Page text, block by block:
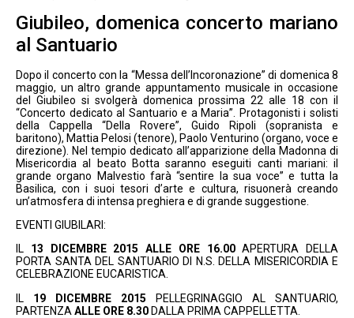
Giubileo, domenica concerto mariano
al Santuario
Dopo il concerto con la “Messa dell’Incoronazione” di domenica 8
maggio, un altro grande appuntamento musicale in occasione
del Giubileo si svolgerà domenica prossima 22 alle 18 con il
“Concerto dedicato al Santuario e a Maria”. Protagonisti i solisti
della Cappella “Della Rovere”, Guido Ripoli (sopranista e
baritono), Mattia Pelosi (tenore), Paolo Venturino (organo, voce e
direzione). Nel tempio dedicato all’apparizione della Madonna di
Misericordia al beato Botta saranno eseguiti canti mariani: il
grande organo Malvestio farà “sentire la sua voce” e tutta la
Basilica, con i suoi tesori d’arte e cultura, risuonerà creando
un’atmosfera di intensa preghiera e di grande suggestione.
EVENTI GIUBILARI:
IL 13 DICEMBRE 2015 ALLE ORE 16.00APERTURA DELLA
PORTA SANTA DEL SANTUARIO DI N.S. DELLA MISERICORDIA E
CELEBRAZIONE EUCARISTICA.
IL 19 DICEMBRE 2015 PELLEGRINAGGIO AL SANTUARIO,
PARTENZA ALLE ORE 8.30 DALLA PRIMA CAPPELLETTA.